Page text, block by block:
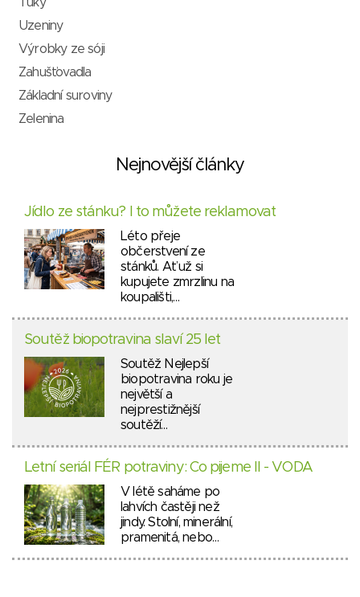
Tuky
Uzeniny
Výrobky ze sóji
Zahušťovadla
Základní suroviny
Zelenina
Nejnovější články
Jídlo ze stánku? I to můžete reklamovat
Léto přeje
občerstvení ze
stánků. Ať už si
kupujete zmrzlinu na
koupališti,…
Soutěž biopotravina slaví 25 let
Soutěž Nejlepší
biopotravina roku je
největší a
nejprestižnější
soutěží…
Letní seriál FÉR potraviny: Co pijeme II - VODA
V létě saháme po
lahvích častěji než
jindy. Stolní, minerální,
pramenitá, nebo…